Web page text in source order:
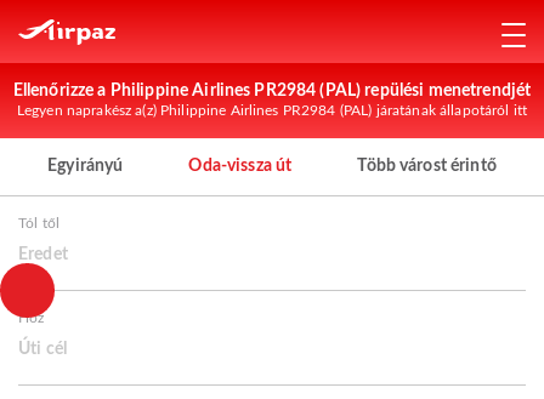
Ellenőrizze a Philippine Airlines PR2984 (PAL) repülési menetrendjét
Legyen naprakész a(z) Philippine Airlines PR2984 (PAL) járatának állapotáról itt
Egyirányú Oda-vissza út Több várost érintő
Tól től
Eredet
Hoz
Úti cél